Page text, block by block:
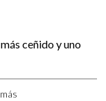
ceñido y uno